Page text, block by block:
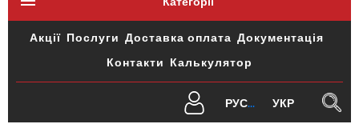
Акції Послуги Доставка оплата Документація
Контакти Калькулятор
РУС УКР